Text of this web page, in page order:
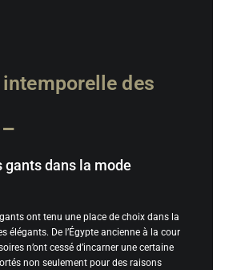
intemporelle des
gants dans la mode
ont tenu une place de choix dans la
élégants. De l’Égypte ancienne à la cour
n’ont cessé d’incarner une certaine
non seulement pour des raisons